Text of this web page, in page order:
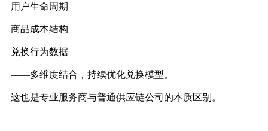
用户生命周期
商品成本结构
兑换行为数据
——多维度结合，持续优化兑换模型。
这也是专业服务商与普通供应链公司的本质区别。